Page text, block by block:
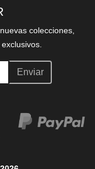
colecciones,
Enviar